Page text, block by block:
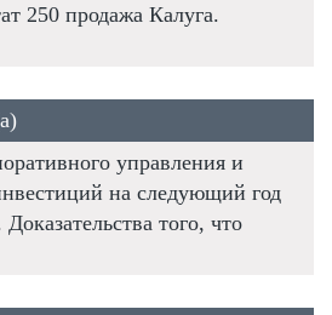
250 продажа Калуга.
управления и
на следующий год
того, что